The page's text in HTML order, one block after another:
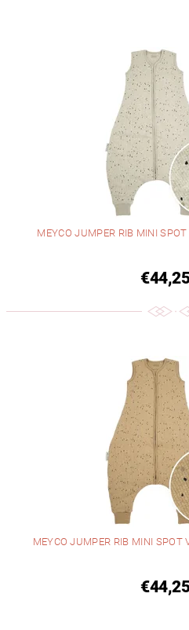
MEYCO JUMPER RIB MINI
MEYCO JUMPER RIB MINI SPOT